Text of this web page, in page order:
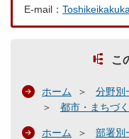
E-mail：
こ
ホーム 分野別
都市・まちづ
ホーム 部署別